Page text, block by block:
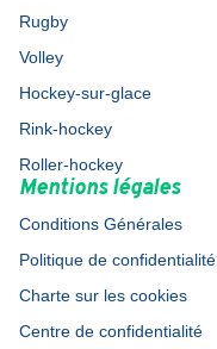
Rugby
Volley
Hockey-sur-glace
Rink-hockey
Roller-hockey
Mentions légales
Conditions Générales
Politique de confidentialité
Charte sur les cookies
Centre de confidentialité